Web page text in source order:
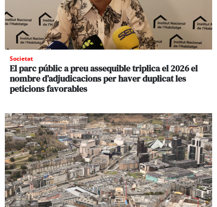
Societat
El parc públic a preu assequible triplica el 2026 el
nombre d’adjudicacions per haver duplicat les
peticions favorables